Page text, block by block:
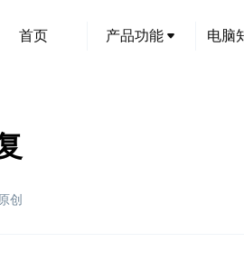
首页 产品功能 电脑
创